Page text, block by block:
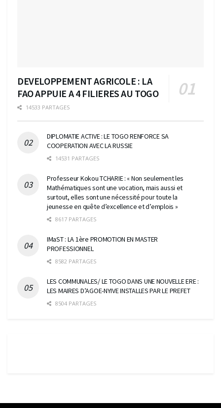
DEVELOPPEMENT AGRICOLE : LA
FAO APPUIE A 4 FILIERES AU TOGO
14533 PARTAGES
DIPLOMATIE ACTIVE : LE TOGO RENFORCE SA
COOPERATION AVEC LA RUSSIE
14531 PARTAGES
Professeur Kokou TCHARIE : « Non seulement les
Mathématiques sont une vocation, mais aussi et
surtout, elles sont une nécessité pour toute la
jeunesse en quête d’excellence et d’emplois »
8617 PARTAGES
IMaST : LA 1ère PROMOTION EN MASTER
PROFESSIONNEL
8582 PARTAGES
LES COMMUNALES/ LE TOGO DANS UNE NOUVELLE ERE :
LES MAIRES D’AGOE-NYIVE INSTALLES PAR LE PREFET
8504 PARTAGES